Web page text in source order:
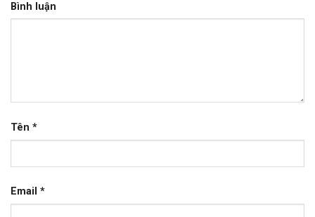
Bình luận
Tên *
Email *